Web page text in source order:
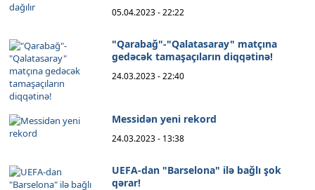
05.04.2023 - 22:22
"Qarabağ"-"Qalatasaray" matçına
gedəcək tamaşaçıların diqqətinə!
24.03.2023 - 22:40
Messidən yeni rekord
24.03.2023 - 13:38
UEFA-dan "Barselona" ilə bağlı şok
qərar!